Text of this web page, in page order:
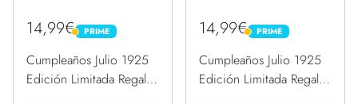
14,99€ PRIME
PRIME
Cumpleaños Julio 1925
Edición Limitada Regalo
14,99€ PRIME
PRIME
Cumpleaños Julio 1925
Edición Limitada Regalo